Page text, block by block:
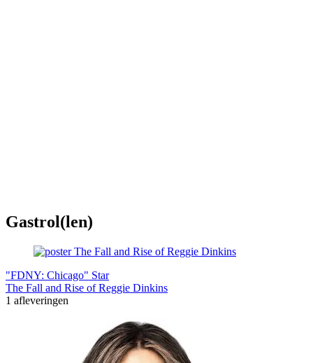
Gastrol(len)
"FDNY: Chicago" Star
The Fall and Rise of Reggie Dinkins
1 afleveringen